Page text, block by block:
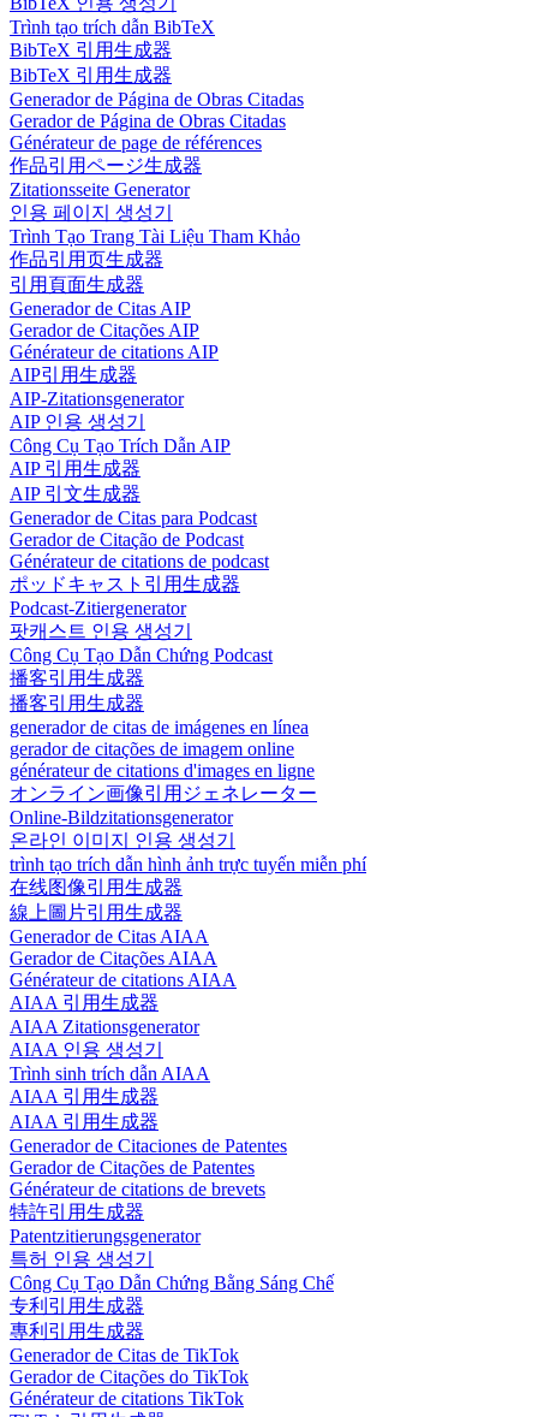
Trình tạo trích dẫn BibTeX
BibTeX 引用生成器
BibTeX 引用生成器
Generador de Página de Obras Citadas
Gerador de Página de Obras Citadas
Générateur de page de références
作品引用ページ生成器
Zitationsseite Generator
인용 페이지 생성기
Trình Tạo Trang Tài Liệu Tham Khảo
作品引用页生成器
引用頁面生成器
Generador de Citas AIP
Gerador de Citações AIP
Générateur de citations AIP
AIP引用生成器
AIP-Zitationsgenerator
AIP 인용 생성기
Công Cụ Tạo Trích Dẫn AIP
AIP 引用生成器
AIP 引文生成器
Generador de Citas para Podcast
Gerador de Citação de Podcast
Générateur de citations de podcast
ポッドキャスト引用生成器
Podcast-Zitiergenerator
팟캐스트 인용 생성기
Công Cụ Tạo Dẫn Chứng Podcast
播客引用生成器
播客引用生成器
generador de citas de imágenes en línea
gerador de citações de imagem online
générateur de citations d'images en ligne
オンライン画像引用ジェネレーター
Online-Bildzitationsgenerator
온라인 이미지 인용 생성기
trình tạo trích dẫn hình ảnh trực tuyến miễn phí
在线图像引用生成器
線上圖片引用生成器
Generador de Citas AIAA
Gerador de Citações AIAA
Générateur de citations AIAA
AIAA 引用生成器
AIAA Zitationsgenerator
AIAA 인용 생성기
Trình sinh trích dẫn AIAA
AIAA 引用生成器
AIAA 引用生成器
Generador de Citaciones de Patentes
Gerador de Citações de Patentes
Générateur de citations de brevets
特許引用生成器
Patentzitierungsgenerator
특허 인용 생성기
Công Cụ Tạo Dẫn Chứng Bằng Sáng Chế
专利引用生成器
專利引用生成器
Generador de Citas de TikTok
Gerador de Citações do TikTok
Générateur de citations TikTok